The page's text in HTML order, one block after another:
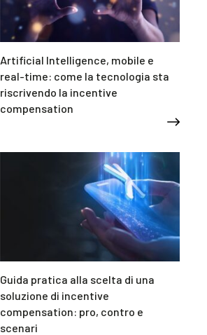
Artificial Intelligence, mobile e
real-time: come la tecnologia sta
riscrivendo la incentive
compensation
Guida pratica alla scelta di una
soluzione di incentive
compensation: pro, contro e
scenari